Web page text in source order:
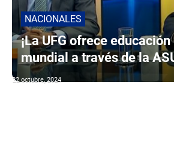
NACIONALES
¡La UFG ofrece
mundial a través de la
22 octubre, 2024